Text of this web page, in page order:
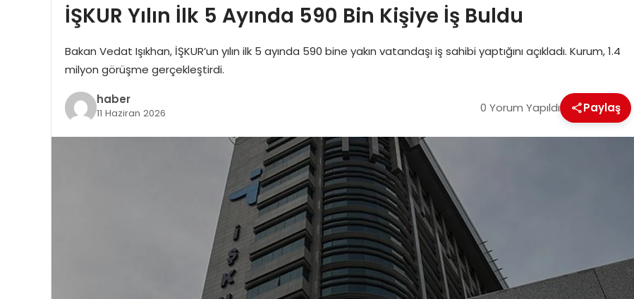
İŞKUR Yılın İlk 5 Ayında 590 Bin Kişiye İş Buldu
Bakan Vedat Işıkhan, İŞKUR’un yılın ilk 5 ayında 590 bine yakın vatandaşı iş sahibi yaptığını açıkladı. Kurum, 1.4
milyon görüşme gerçekleştirdi.
haber
11 Haziran 2026 0 Yorum Yapıldı Paylaş